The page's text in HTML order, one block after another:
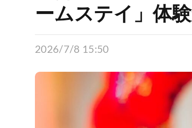
ームステイ」体
2026/7/8 15:50